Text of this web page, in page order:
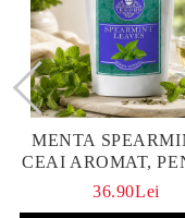
MENTA
CEAI AROMAT,
CALM ȘI36.90Lei